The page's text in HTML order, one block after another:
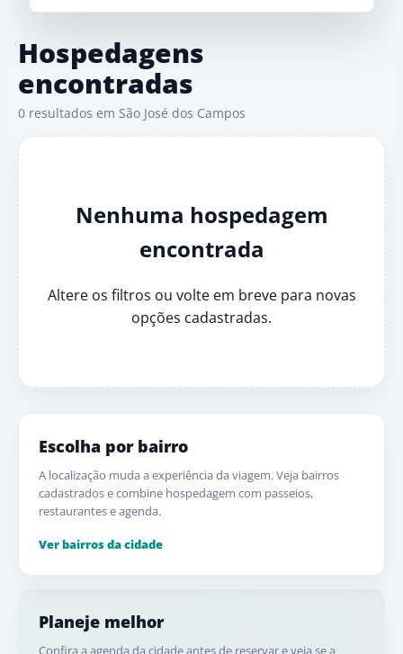
Hospedagens
encontradas
0 resultados em São José dos Campos
Nenhuma hospedagem
encontrada
Altere os filtros ou volte em breve para novas
opções cadastradas.
Escolha por bairro
A localização muda a experiência da viagem. Veja bairros
cadastrados e combine hospedagem com passeios,
restaurantes e agenda.
Ver bairros da cidade
Planeje melhor
Confira a agenda da cidade antes de reservar e veja se a